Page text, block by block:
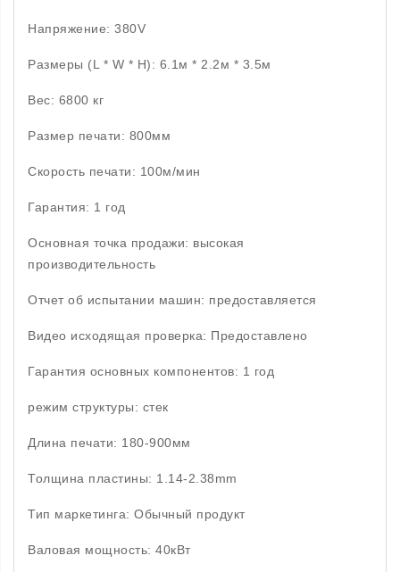
Напряжение: 380V
Размеры (L * W * H): 6.1м * 2.2м * 3.5м
Вес: 6800 кг
Размер печати: 800мм
Скорость печати: 100м/мин
Гарантия: 1 год
Основная точка продажи: высокая
производительность
Отчет об испытании машин: предоставляется
Видео исходящая проверка: Предоставлено
Гарантия основных компонентов: 1 год
режим структуры: стек
Длина печати: 180-900мм
Толщина пластины: 1.14-2.38mm
Тип маркетинга: Обычный продукт
Валовая мощность: 40кВт